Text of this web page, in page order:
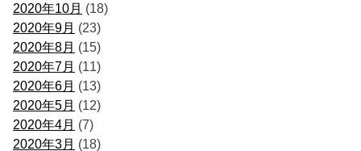
2020年10月 (18)
2020年9月 (23)
2020年8月 (15)
2020年7月 (11)
2020年6月 (13)
2020年5月 (12)
2020年4月 (7)
2020年3月 (18)